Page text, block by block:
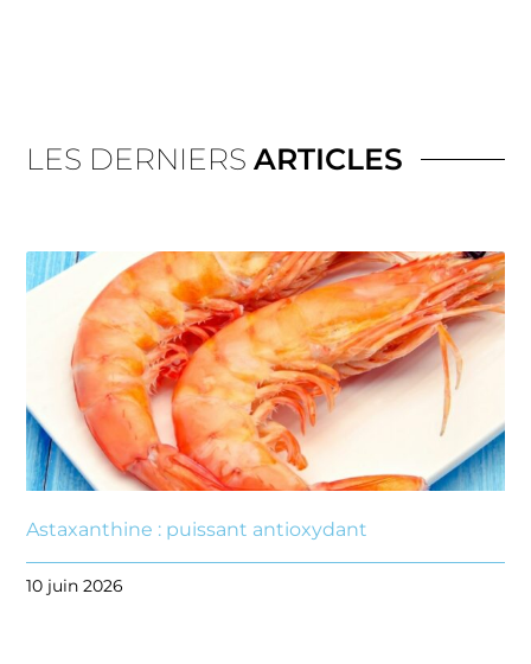
LES DERNIERSARTICLES
Astaxanthine : puissant antioxydant
10 juin 2026